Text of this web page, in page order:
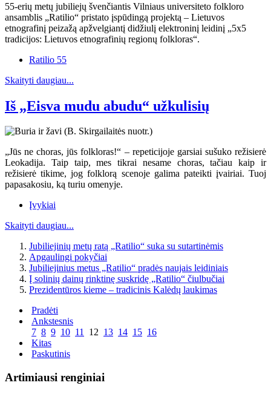
55-erių metų jubiliejų švenčiantis Vilniaus universiteto folkloro
ansamblis „Ratilio“ pristato įspūdingą projektą – Lietuvos
etnografinį peizažą apžvelgiantį didžiulį elektroninį leidinį „5x5
tradicijos: Lietuvos etnografinių regionų folkloras“.
Ratilio 55
Skaityti daugiau...
Iš „Eisva mudu abudu“ užkulisių
„Jūs ne choras, jūs folkloras!“ – repeticijoje garsiai sušuko režisierė
Leokadija. Taip taip, mes tikrai nesame choras, tačiau kaip ir
režisierė tikime, jog folklorą scenoje galima pateikti įvairiai. Tuoj
papasakosiu, ką turiu omenyje.
Įvykiai
Skaityti daugiau...
Jubiliejinių metų ratą „Ratilio“ suka su sutartinėmis
Apgaulingi pokyčiai
Jubiliejinius metus „Ratilio“ pradės naujais leidiniais
Į solinių dainų rinktinę suskridę „Ratilio“ čiulbučiai
Prezidentūros kieme – tradicinis Kalėdų laukimas
Pradėti
Ankstesnis
7 8 9 10 11 12 13 14 15 16
Kitas
Paskutinis
Artimiausi renginiai